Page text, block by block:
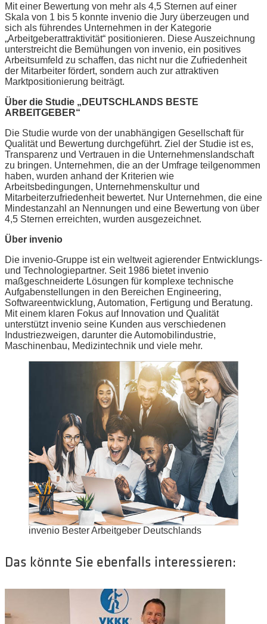
Mit einer Bewertung von mehr als 4,5 Sternen auf einer
Skala von 1 bis 5 konnte invenio die Jury überzeugen und
sich als führendes Unternehmen in der Kategorie
„Arbeitgeberattraktivität“ positionieren. Diese Auszeichnung
unterstreicht die Bemühungen von invenio, ein positives
Arbeitsumfeld zu schaffen, das nicht nur die Zufriedenheit
der Mitarbeiter fördert, sondern auch zur attraktiven
Marktpositionierung beiträgt.
Über die Studie „DEUTSCHLANDS BESTE
ARBEITGEBER“
Die Studie wurde von der unabhängigen Gesellschaft für
Qualität und Bewertung durchgeführt. Ziel der Studie ist es,
Transparenz und Vertrauen in die Unternehmenslandschaft
zu bringen. Unternehmen, die an der Umfrage teilgenommen
haben, wurden anhand der Kriterien wie
Arbeitsbedingungen, Unternehmenskultur und
Mitarbeiterzufriedenheit bewertet. Nur Unternehmen, die eine
Mindestanzahl an Nennungen und eine Bewertung von über
4,5 Sternen erreichten, wurden ausgezeichnet.
Über invenio
Die invenio-Gruppe ist ein weltweit agierender Entwicklungs-
und Technologiepartner. Seit 1986 bietet invenio
maßgeschneiderte Lösungen für komplexe technische
Aufgabenstellungen in den Bereichen Engineering,
Softwareentwicklung, Automation, Fertigung und Beratung.
Mit einem klaren Fokus auf Innovation und Qualität
unterstützt invenio seine Kunden aus verschiedenen
Industriezweigen, darunter die Automobilindustrie,
Maschinenbau, Medizintechnik und viele mehr.
invenio Bester Arbeitgeber Deutschlands
Das könnte Sie ebenfalls interessieren: